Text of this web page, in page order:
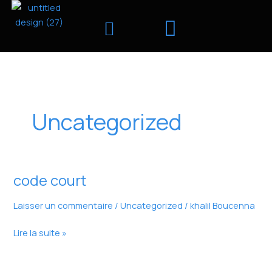
Aller
Uncategorized
code court
Laisser un commentaire /Uncategorized /khalil Boucenna
code
Lire la suite »